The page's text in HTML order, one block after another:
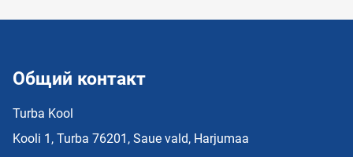
Общий контакт
Turba Kool
Kooli 1, Turba 76201, Saue vald, Harjumaa